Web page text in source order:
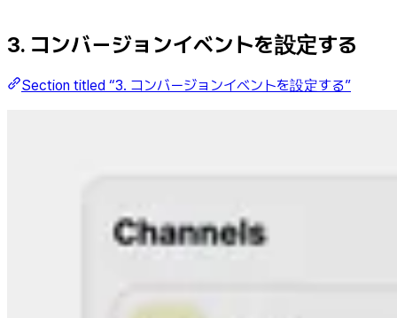
3. コンバージョンイベントを設定する
Section titled “3. コンバージョンイベントを設定する”